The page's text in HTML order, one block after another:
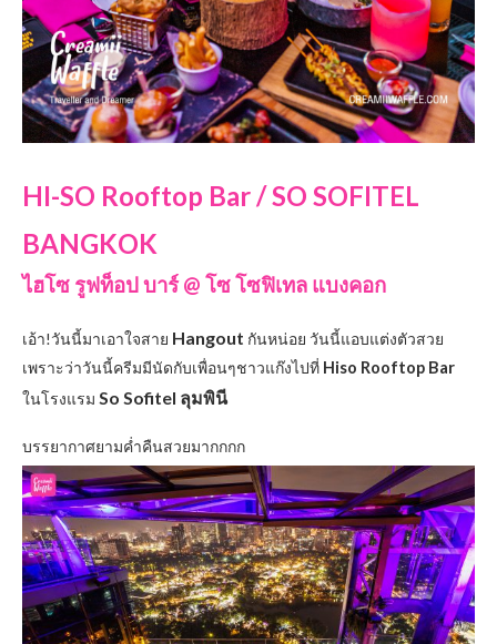
HI-SO Rooftop Bar / SO SOFITEL
BANGKOK
ไฮโซ รูฟท็อป บาร์ @ โซ โซฟิเทล แบงคอก
เอ้า!วันนี้มาเอาใจสาย Hangout กันหน่อย วันนี้แอบแต่งตัวสวย
เพราะว่าวันนี้ครีมมีนัดกับเพื่อนๆชาวแก๊งไปที่ Hiso Rooftop Bar
ในโรงแรม So Sofitel ลุมพินี
บรรยากาศยามค่ำคืนสวยมากกกก